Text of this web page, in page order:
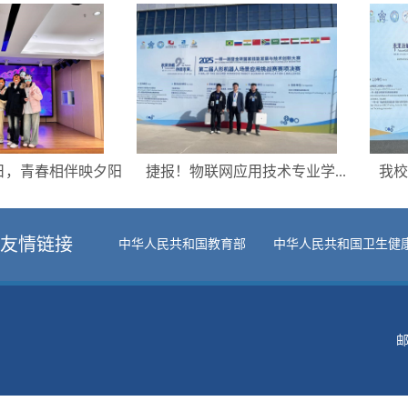
青春相伴映夕阳 捷报！物联网应用技术专业学... 我校
友情链接 中华人民共和国教育部 中华人民共和国卫生健